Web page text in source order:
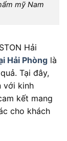
mỹ Nam
Hải
Hải Phòng là
Tại đây,
với kinh
kết mang
cho khách